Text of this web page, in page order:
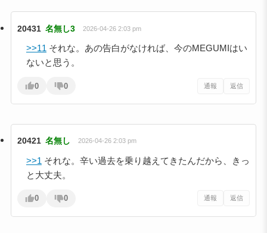
20431 名無し3 2026-04-26 2:03 pm
>>11 それな。あの告白がなければ、今のMEGUMIはい
ないと思う。
0 0 通報 返信
20421 名無し 2026-04-26 2:03 pm
>>1 それな。辛い過去を乗り越えてきたんだから、きっ
と大丈夫。
0 0 通報 返信